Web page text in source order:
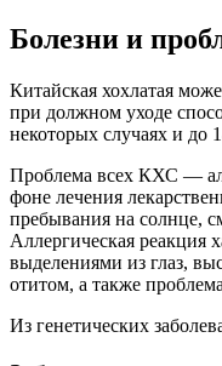
Болезни и
Китайская хохлатая
при должном уходе
некоторых случаях и до
Проблема всех КХС —
фоне лечения
пребывания на солнце,
Аллергическая реакция
выделениями из глаз,
отитом, а также
Из генетических